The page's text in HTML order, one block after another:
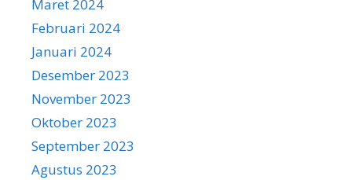
Maret 2024
Februari 2024
Januari 2024
Desember 2023
November 2023
Oktober 2023
September 2023
Agustus 2023